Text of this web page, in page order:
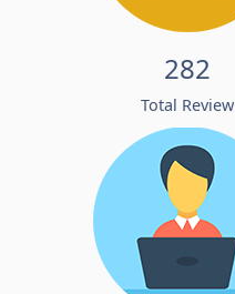
282
Total Review